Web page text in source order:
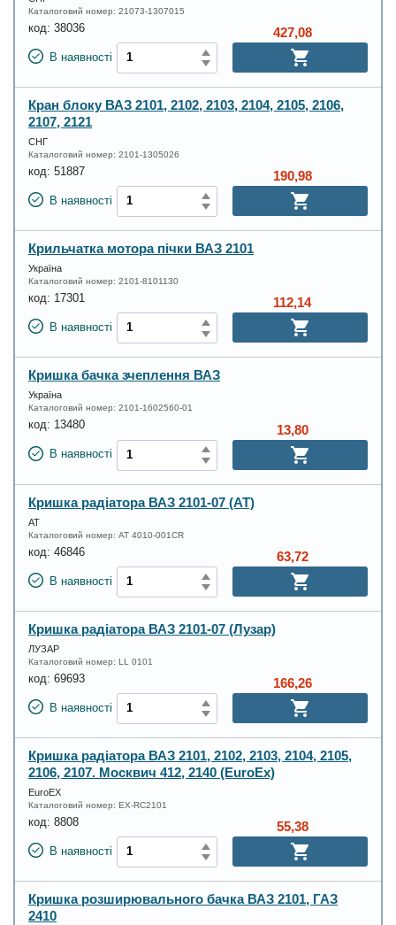
Каталоговий номер: 21073-1307015
код: 38036
В наявності
427,08
Кран блоку ВАЗ 2101, 2102, 2103, 2104, 2105, 2106,
2107, 2121
СНГ
Каталоговий номер: 2101-1305026
код: 51887
В наявності
190,98
Крильчатка мотора пічки ВАЗ 2101
Україна
Каталоговий номер: 2101-8101130
код: 17301
В наявності
112,14
Кришка бачка зчеплення ВАЗ
Україна
Каталоговий номер: 2101-1602560-01
код: 13480
В наявності
13,80
Кришка радіатора ВАЗ 2101-07 (AT)
АТ
Каталоговий номер: AT 4010-001CR
код: 46846
В наявності
63,72
Кришка радіатора ВАЗ 2101-07 (Лузар)
ЛУЗАР
Каталоговий номер: LL 0101
код: 69693
В наявності
166,26
Кришка радіатора ВАЗ 2101, 2102, 2103, 2104, 2105,
2106, 2107. Москвич 412, 2140 (EuroEx)
EuroEX
Каталоговий номер: EX-RC2101
код: 8808
В наявності
55,38
Кришка розширювального бачка ВАЗ 2101, ГАЗ
2410